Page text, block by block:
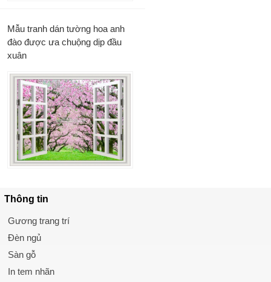
Mẫu tranh dán tường hoa anh
đào được ưa chuộng dịp đầu
xuân
Thông tin
Gương trang trí
Đèn ngủ
Sàn gỗ
In tem nhãn